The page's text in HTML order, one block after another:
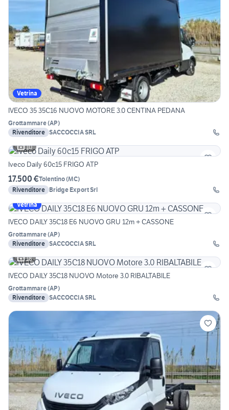
Vetrina
IVECO 35 35C16 NUOVO MOTORE 3.0 CENTINA PEDANA
Grottammare(AP)
Rivenditore SACCOCCIA SRL
10
Iveco Daily 60c15 FRIGO ATP
17.500 €Tolentino(MC)
Rivenditore Bridge Export Srl
Vetrina
IVECO DAILY 35C18 E6 NUOVO GRU 12m + CASSONE
Grottammare(AP)
Rivenditore SACCOCCIA SRL
18
IVECO DAILY 35C18 NUOVO Motore 3.0 RIBALTABILE
Grottammare(AP)
Rivenditore SACCOCCIA SRL